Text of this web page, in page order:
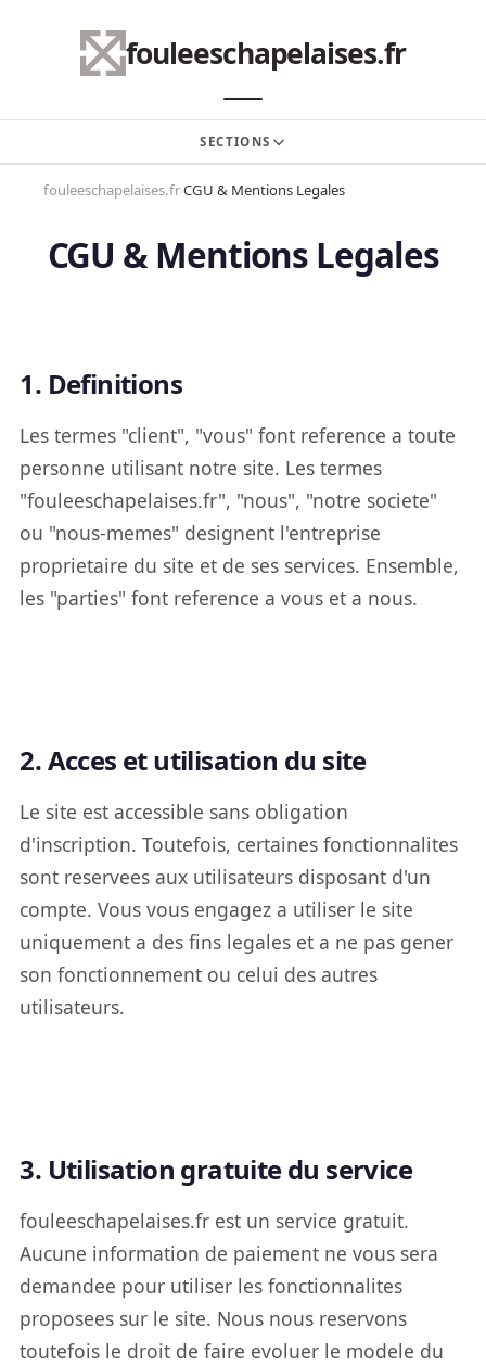
fouleeschapelaises.fr
SECTIONS
NOS ACTIVITÉS
ÉVÉNEMENTS
fouleeschapelaises.fr›CGU & Mentions Legales
CGU & Mentions Legales
1. Definitions
Les termes "client", "vous" font reference a toute
personne utilisant notre site. Les termes
"fouleeschapelaises.fr", "nous", "notre societe"
ou "nous-memes" designent l'entreprise
proprietaire du site et de ses services. Ensemble,
les "parties" font reference a vous et a nous.
2. Acces et utilisation du site
Le site est accessible sans obligation
d'inscription. Toutefois, certaines fonctionnalites
sont reservees aux utilisateurs disposant d'un
compte. Vous vous engagez a utiliser le site
uniquement a des fins legales et a ne pas gener
son fonctionnement ou celui des autres
utilisateurs.
3. Utilisation gratuite du service
fouleeschapelaises.fr est un service gratuit.
Aucune information de paiement ne vous sera
demandee pour utiliser les fonctionnalites
proposees sur le site. Nous nous reservons
toutefois le droit de faire evoluer le modele du